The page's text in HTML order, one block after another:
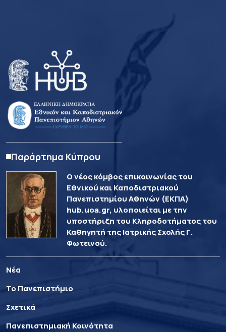
Παράρτημα Κύπρου
Ο νέος κόμβος επικοινωνίας του
Εθνικού και Καποδιστριακού
Πανεπιστημίου Αθηνών (ΕΚΠΑ)
hub.uoa.gr, υλοποιείται με την
υποστήριξη του Κληροδοτήματος του
Καθηγητή της Ιατρικής Σχολής Γ.
Φωτεινού.
Νέα
Το Πανεπιστήμιο
Σχετικά
Πανεπιστημιακή Κοινότητα